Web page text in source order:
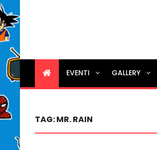
EVENTI GALLERY
TAG:MR. RAIN